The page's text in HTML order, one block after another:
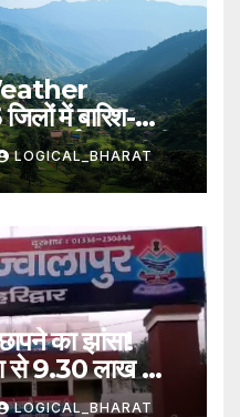
में बारिश-
पूर्वानुमान जारी..
LOGICAL_BHARAT
का झांसा!
से 9.30 लाख की
LOGICAL_BHARAT